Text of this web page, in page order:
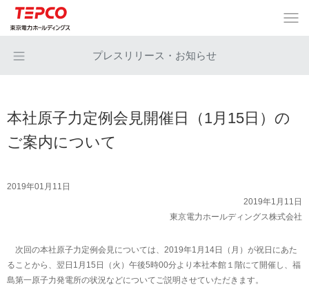
プレスリリース・お知らせ
本社原子力定例会見開催日（1月15日）の
ご案内について
2019年01月11日
2019年1月11日
東京電力ホールディングス株式会社
次回の本社原子力定例会見については、2019年1月14日（月）が祝日にあた
ることから、翌日1月15日（火）午後5時00分より本社本館１階にて開催し、福
島第一原子力発電所の状況などについてご説明させていただきます。